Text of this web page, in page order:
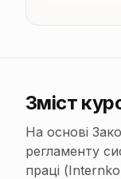
Зміст
На основі
регламенту
праці